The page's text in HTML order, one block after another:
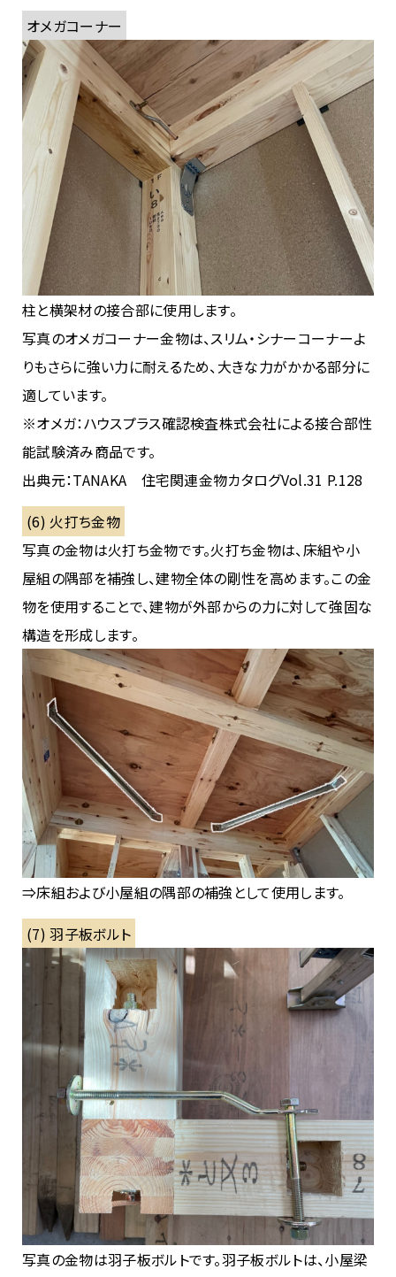
オメガコーナー
柱と横架材の接合部に使用します。
写真のオメガコーナー金物は、スリム・シナーコーナーよ
りもさらに強い力に耐えるため、大きな力がかかる部分に
適しています。
※オメガ：ハウスプラス確認検査株式会社による接合部性
能試験済み商品です。
出典元：TANAKA 住宅関連金物カタログVol.31 P.128
(6) 火打ち金物
写真の金物は火打ち金物です。火打ち金物は、床組や小
屋組の隅部を補強し、建物全体の剛性を高めます。この金
物を使用することで、建物が外部からの力に対して強固な
構造を形成します。
⇒床組および小屋組の隅部の補強として使用します。
(7) 羽子板ボルト
写真の金物は羽子板ボルトです。羽子板ボルトは、小屋梁